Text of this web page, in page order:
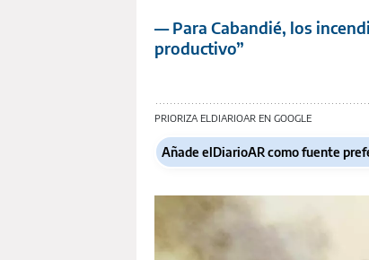
— Para Cabandié, los
productivo”
PRIORIZA ELDIARIOAR EN GOOGLE
Añade elDiarioAR como fuente